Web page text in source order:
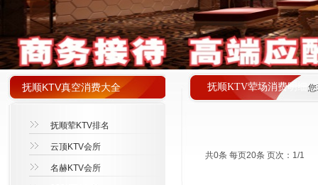
抚顺KTV荤场消费明细
共0条 每页20条 页次：1/1
抚顺KTV真空消费大全
抚顺荤KTV排名
云顶KTV会所
名赫KTV会所